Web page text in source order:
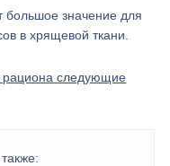
большое значение для
в хрящевой ткани.
рациона следующие